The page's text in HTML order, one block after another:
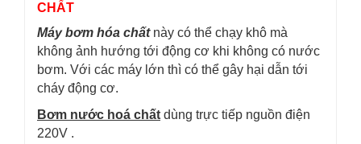
CHẤT
Máy bơm hóa chấtnày có thể chạy khô mà
không ảnh hướng tới động cơ khi không có nước
bơm. Với các máy lớn thì có thể gây hại dẫn tới
cháy động cơ.
Bơm nước hoá chất dùng trực tiếp nguồn điện
220V .